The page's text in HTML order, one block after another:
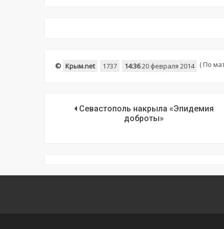
© Крым.net 1737 14:3620 февраля 2014 (По
Севастополь накрыла «Эпидемия
доброты»